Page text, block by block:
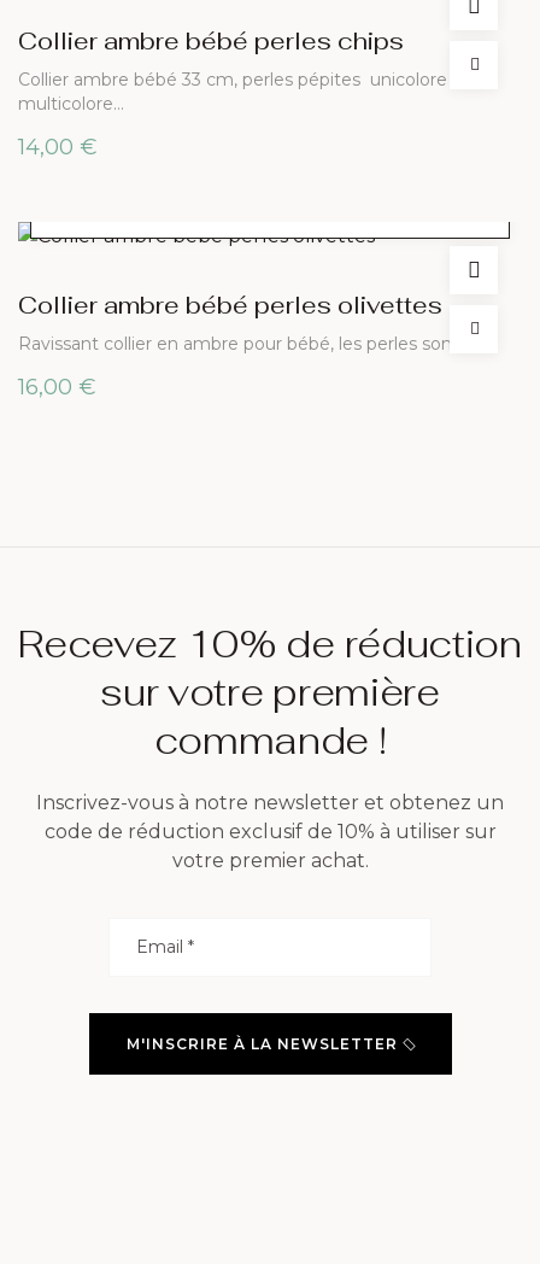
Collier ambre bébé perles chips
Collier ambre bébé 33 cm, perles pépites unicolore ou
multicolore…
14,00 €
Collier ambre bébé perles olivettes
Ravissant collier en ambre pour bébé, les perles sont en…
16,00 €
Recevez 10% de réduction
sur votre première
commande !
Inscrivez-vous à notre newsletter et obtenez un
code de réduction exclusif de 10% à utiliser sur
votre premier achat.
M'INSCRIRE À LA NEWSLETTER